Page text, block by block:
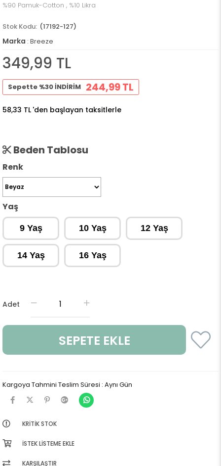
%90 Pamuk-Cotton , %10 Likra
(17192-127)
Marka : Breeze
349,99 TL
Sepette %30 İNDİRİM 244,99 TL
58,33 TL 'den başlayan taksitlerle
Beden Tablosu
Renk
Yaş
9 Yaş 10 Yaş 12 Yaş
14 Yaş 16 Yaş
Adet
Kargoya Tahmini Teslim Süresi : Aynı Gün
KRITIK STOK
İSTEK LISTEME EKLE
KARŞILAŞTIR